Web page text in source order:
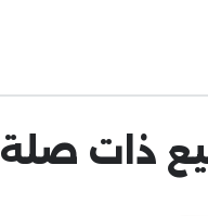
ذات صلة